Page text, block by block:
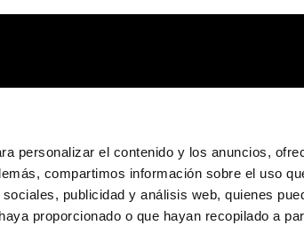
personalizar el contenido y los anuncios,
compartimos información sobre el uso
publicidad y análisis web, quienes
proporcionado o que hayan recopilado a